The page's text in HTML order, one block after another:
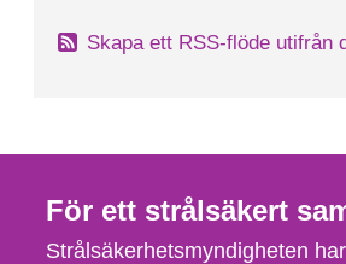
Skapa ett RSS-flöde utifrån
För ett strålsäkert
Strålsäkerhetsmyndigheten